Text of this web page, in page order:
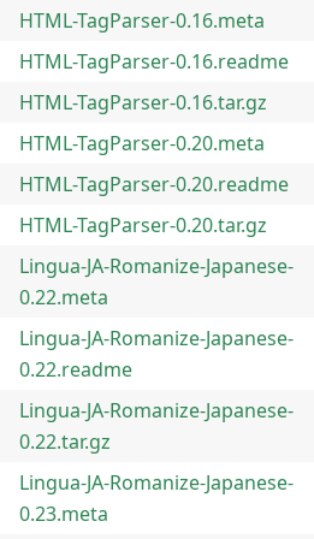
HTML-TagParser-0.16.meta
HTML-TagParser-0.16.readme
HTML-TagParser-0.16.tar.gz
HTML-TagParser-0.20.meta
HTML-TagParser-0.20.readme
HTML-TagParser-0.20.tar.gz
Lingua-JA-Romanize-Japanese-
0.22.meta
Lingua-JA-Romanize-Japanese-
0.22.readme
Lingua-JA-Romanize-Japanese-
0.22.tar.gz
Lingua-JA-Romanize-Japanese-
0.23.meta